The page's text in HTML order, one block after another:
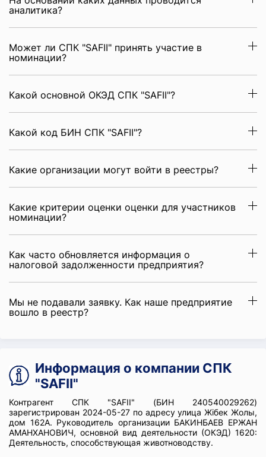
аналитика?
Может ли СПК "SAFII" принять участие в
номинации?
Какой основной ОКЭД СПК "SAFII"?
Какой код БИН СПК "SAFII"?
Какие организации могут войти в реестры?
Какие критерии оценки оценки для участников
номинации?
Как часто обновляется информация о
налоговой задолженности предприятия?
Мы не подавали заявку. Как наше предприятие
вошло в реестр?
Информация о компании СПК
"SAFII"
Контрагент СПК "SAFII" (БИН 240540029262)
зарегистрирован 2024-05-27 по адресу улица Жібек Жолы,
дом 162А. Руководитель организации БАКИНБАЕВ ЕРЖАН
АМАНХАНОВИЧ, основной вид деятельности (ОКЭД) 1620:
Деятельность, способствующая животноводству.